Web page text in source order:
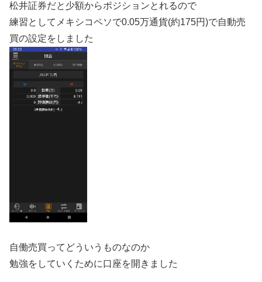
松井証券だと少額からポジションとれるので
練習としてメキシコペソで0.05万通貨(約175円)で自動売
買の設定をしました
自働売買ってどういうものなのか
勉強をしていくために口座を開きました